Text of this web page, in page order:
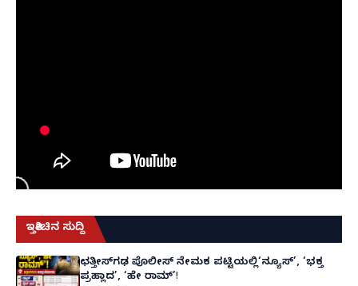
ಇತ್ತೀಚಿನ ಸುದ್ದಿ
ಛತ್ತೀಸ್‌ಗಢ ಪೊಲೀಸ್ ನೇಮಕ ಪಟ್ಟಿಯಲ್ಲಿ‘ನ್ಯೂಸ್’, ‘ಭಕ್ತ
ಪ್ರಹ್ಲಾದ’, ‘ಹೇ ರಾಮ್’!